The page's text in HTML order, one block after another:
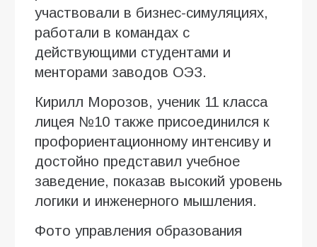
участвовали в бизнес-симуляциях,
работали в командах с
действующими студентами и
менторами заводов ОЭЗ.
Кирилл Морозов, ученик 11 класса
лицея №10 также присоединился к
профориентационному интенсиву и
достойно представил учебное
заведение, показав высокий уровень
логики и инженерного мышления.
Фото управления образования